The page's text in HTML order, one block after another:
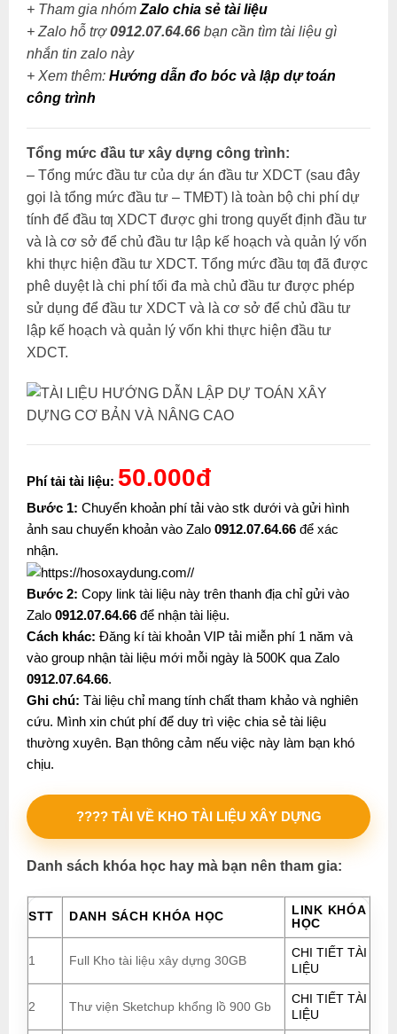
+ Tham gia nhóm Zalo chia sẻ tài liệu
+ Zalo hỗ trợ0912.07.64.66bạn cần tìm tài liệu gì
nhắn tin zalo này
+ Xem thêm: Hướng dẫn đo bóc và lập dự toán
công trình
Tổng mức đầu tư xây dựng công trình:
– Tổng mức đầu tư của dự án đầu tư XDCT (sau đây
gọi là tổng mức đầu tư – TMĐT) là toàn bộ chi phí dự
tính để đầu tƣ XDCT được ghi trong quyết định đầu tư
và là cơ sở để chủ đầu tư lập kế hoạch và quản lý vốn
khi thực hiện đầu tư XDCT. Tổng mức đầu tƣ đã được
phê duyệt là chi phí tối đa mà chủ đầu tư được phép
sử dụng để đầu tư XDCT và là cơ sở để chủ đầu tư
lập kế hoạch và quản lý vốn khi thực hiện đầu tư
XDCT.
Phí tải tài liệu: 50.000đ
Bước 1: Chuyển khoản phí tải vào stk dưới và gửi hình
ảnh sau chuyển khoản vào Zalo 0912.07.64.66để xác
nhận.
Bước 2: Copy link tài liệu này trên thanh địa chỉ gửi vào
Zalo 0912.07.64.66để nhận tài liệu.
Cách khác: Đăng kí tài khoản VIP tải miễn phí 1 năm và
vào group nhận tài liệu mới mỗi ngày là 500K qua Zalo
0912.07.64.66.
Ghi chú: Tài liệu chỉ mang tính chất tham khảo và nghiên
cứu. Mình xin chút phí để duy trì việc chia sẻ tài liệu
thường xuyên. Bạn thông cảm nếu việc này làm bạn khó
chịu.
???? TẢI VỀ KHO TÀI LIỆU XÂY DỰNG
Danh sách khóa học hay mà bạn nên tham gia:
STT DANH SÁCH KHÓA HỌC
LINK KHÓA
HỌC
1 Full Kho tài liệu xây dựng 30GB
CHI TIẾT TÀI
LIỆU
2 Thư viện Sketchup khổng lồ 900 Gb
CHI TIẾT TÀI
LIỆU